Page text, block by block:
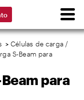
>Células de carga /
S-Beam para
para